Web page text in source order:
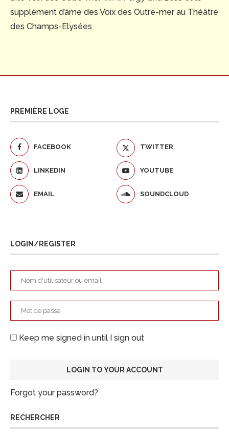
supplément d’âme des Voix des Outre-mer au Théâtre
des Champs-Elysées
PREMIÈRE LOGE
FACEBOOK TWITTER
LINKEDIN YOUTUBE
EMAIL SOUNDCLOUD
LOGIN/REGISTER
Keep me signed in until I sign out
Forgot your password?
RECHERCHER